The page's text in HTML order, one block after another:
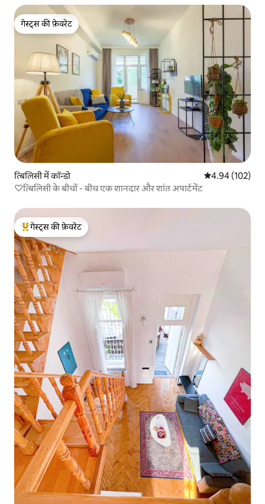
गेस्ट्स की फ़ेवरेट
गेस्ट्स की फ़ेवरेट
त्बिलिसी में कॉन्डो औसत रेटिंग 5 में से
4.94 (102)
♡त्बिलिसी के बीचों - बीच एक शानदार और शांत अपार्टमेंट
गेस्ट्स का टॉप फ़ेवरेट
गेस्ट्स की फ़ेवरेट